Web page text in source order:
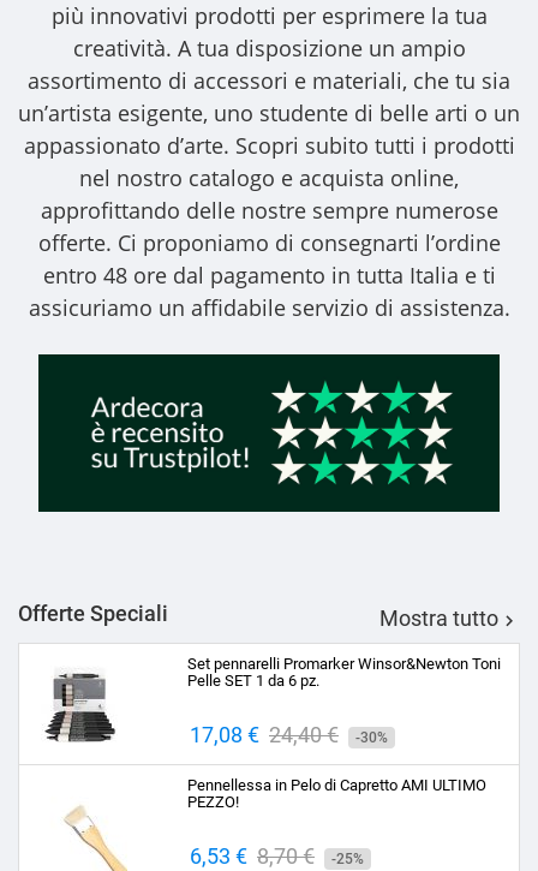
più innovativi prodotti per esprimere la tua
creatività. A tua disposizione un ampio
assortimento di accessori e materiali, che tu sia
un’artista esigente, uno studente di belle arti o un
appassionato d’arte. Scopri subito tutti i prodotti
nel nostro catalogo e acquista online,
approfittando delle nostre sempre numerose
offerte. Ci proponiamo di consegnarti l’ordine
entro 48 ore dal pagamento in tutta Italia e ti
assicuriamo un affidabile servizio di assistenza.
Offerte Speciali Mostra tutto 
Set pennarelli Promarker Winsor&Newton Toni
Pelle SET 1 da 6 pz.
Prezzo
17,08 € Prezzo
base
24,40 € -30%
Pennellessa in Pelo di Capretto AMI ULTIMO
PEZZO!
Prezzo
6,53 € Prezzo
8,70 € -25%